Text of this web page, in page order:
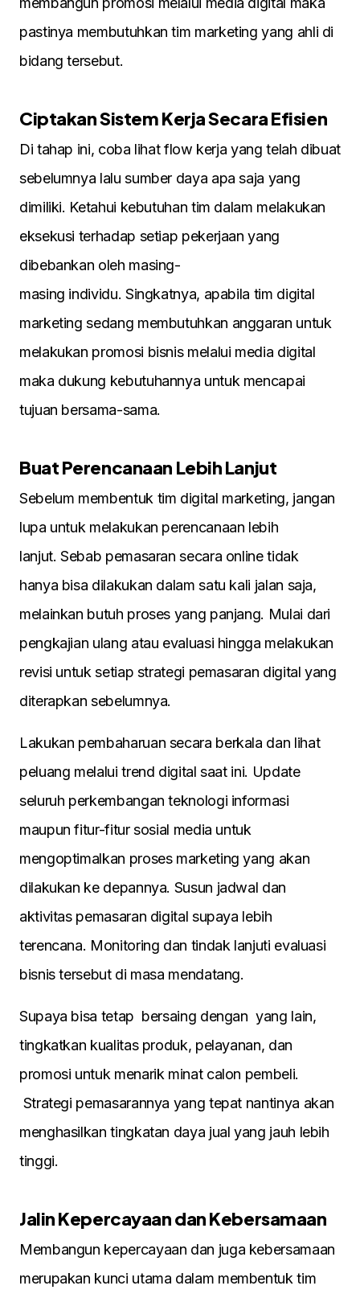
pastinya membutuhkan tim marketing yang ahli di
bidang tersebut.
Ciptakan Sistem Kerja Secara Efisien
Di tahap ini, coba lihat flow kerja yang telah dibuat
sebelumnya lalu sumber daya apa saja yang
dimiliki. Ketahui kebutuhan tim dalam melakukan
eksekusi terhadap setiap pekerjaan yang
dibebankan oleh masing-
masing individu. Singkatnya, apabila tim digital
marketing sedang membutuhkan anggaran untuk
melakukan promosi bisnis melalui media digital
maka dukung kebutuhannya untuk mencapai
tujuan bersama-sama.
Buat Perencanaan Lebih Lanjut
Sebelum membentuk tim digital marketing, jangan
lupa untuk melakukan perencanaan lebih
lanjut. Sebab pemasaran secara online tidak
hanya bisa dilakukan dalam satu kali jalan saja,
melainkan butuh proses yang panjang. Mulai dari
pengkajian ulang atau evaluasi hingga melakukan
revisi untuk setiap strategi pemasaran digital yang
diterapkan sebelumnya.
Lakukan pembaharuan secara berkala dan lihat
peluang melalui trend digital saat ini. Update
seluruh perkembangan teknologi informasi
maupun fitur-fitur sosial media untuk
mengoptimalkan proses marketing yang akan
dilakukan ke depannya. Susun jadwal dan
aktivitas pemasaran digital supaya lebih
terencana. Monitoring dan tindak lanjuti evaluasi
bisnis tersebut di masa mendatang.
Supaya bisa tetap bersaing dengan yang lain,
tingkatkan kualitas produk, pelayanan, dan
promosi untuk menarik minat calon pembeli.
Strategi pemasarannya yang tepat nantinya akan
menghasilkan tingkatan daya jual yang jauh lebih
tinggi.
Jalin Kepercayaan dan Kebersamaan
Membangun kepercayaan dan juga kebersamaan
merupakan kunci utama dalam membentuk tim